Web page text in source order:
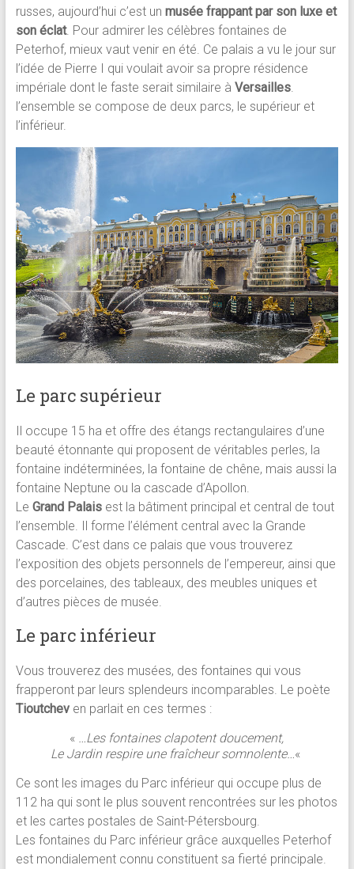
russes, aujourd’hui c’est un musée frappant par son luxe et
son éclat. Pour admirer les célèbres fontaines de
Peterhof, mieux vaut venir en été. Ce palais a vu le jour sur
l’idée de Pierre I qui voulait avoir sa propre résidence
impériale dont le faste serait similaire à Versailles.
l’ensemble se compose de deux parcs, le supérieur et
l’inférieur.
Le parc supérieur
Il occupe 15 ha et offre des étangs rectangulaires d’une
beauté étonnante qui proposent de véritables perles, la
fontaine indéterminées, la fontaine de chêne, mais aussi la
fontaine Neptune ou la cascade d’Apollon.
Le Grand Palaisest la bâtiment principal et central de tout
l’ensemble. Il forme l’élément central avec la Grande
Cascade. C’est dans ce palais que vous trouverez
l’exposition des objets personnels de l’empereur, ainsi que
des porcelaines, des tableaux, des meubles uniques et
d’autres pièces de musée.
Le parc inférieur
Vous trouverez des musées, des fontaines qui vous
frapperont par leurs splendeurs incomparables. Le poète
Tioutcheven parlait en ces termes :
«
…Les fontaines clapotent doucement,
Le Jardin respire une fraîcheur somnolente… «
Ce sont les images du Parc inférieur qui occupe plus de
112 ha qui sont le plus souvent rencontrées sur les photos
et les cartes postales de Saint-Pétersbourg.
Les fontaines du Parc inférieur grâce auxquelles Peterhof
est mondialement connu constituent sa fierté principale.